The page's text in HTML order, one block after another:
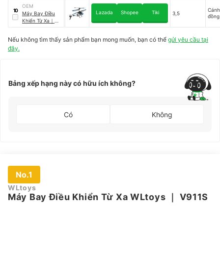
10
OEM
Máy Bay Điều
Khiển Từ Xa ｜
LS222
Lazada Shopee Tiki 3,5
Nếu không tìm thấy sản phẩm bạn mong muốn, bạn có thể gửi yêu cầu tại
đây.
Bảng xếp hạng này có hữu ích không?
Có Không
No.1
WLtoys
Máy Bay Điều Khiển Từ Xa WLtoys V911S